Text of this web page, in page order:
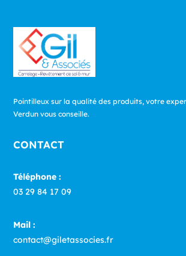
Pointilleux sur la qualité des produits, votre
Verdun vous conseille.
CONTACT
Téléphone :
03 29 84 17 09
Mail :
contact@giletassocies.fr